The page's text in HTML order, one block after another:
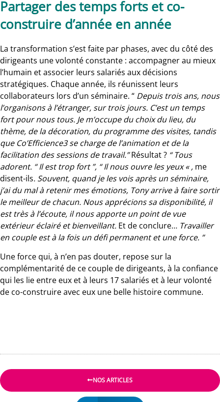
Partager des temps forts et co-
construire d’année en année
La transformation s’est faite par phases, avec du côté des
dirigeants une volonté constante : accompagner au mieux
l’humain et associer leurs salariés aux décisions
stratégiques. Chaque année, ils réunissent leurs
collaborateurs lors d’un séminaire. “ Depuis trois ans, nous
l’organisons à l’étranger, sur trois jours. C’est un temps
fort pour nous tous. Je m’occupe du choix du lieu, du
thème, de la décoration, du programme des visites, tandis
que Co’Efficience3 se charge de l’animation et de la
facilitation des sessions de travail.”Résultat ? “ Tous
adorent. “ Il est trop fort ”, “ Il nous ouvre les yeux « , me
disent-ils. Souvent, quand je les vois après un séminaire,
j’ai du mal à retenir mes émotions, Tony arrive à faire sortir
le meilleur de chacun. Nous apprécions sa disponibilité, il
est très à l’écoute, il nous apporte un point de vue
extérieur éclairé et bienveillant. Et de conclure… Travailler
en couple est à la fois un défi permanent et une force. ”
Une force qui, à n’en pas douter, repose sur la
complémentarité de ce couple de dirigeants, à la confiance
qui les lie entre eux et à leurs 17 salariés et à leur volonté
de co-construire avec eux une belle histoire commune.
NOS ARTICLES